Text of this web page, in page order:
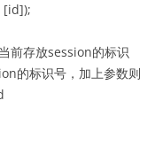
[id]);
前存放session的标识
的标识号，加上参数则